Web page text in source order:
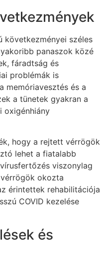
következményei széles
panaszok közé
fáradtság és
problémák is
memóriavesztés és a
a tünetek gyakran a
oxigénhiány
hogy a rejtett vérrögök
lehet a fiatalabb
viszonylag
okozta
érintettek rehabilitációja
COVID kezelése
és